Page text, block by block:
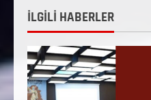
İLGİLİ HABERLER